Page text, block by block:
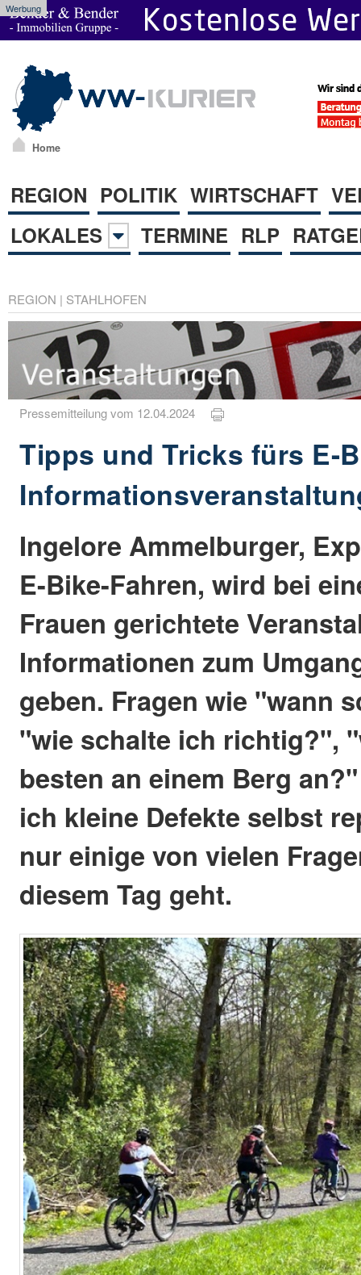
Werbung
Home
REGION POLITIK WIRTSCHAFT
LOKALES
TERMINE RLP
REGION | STAHLHOFEN
Pressemitteilung vom 12.04.2024
Tipps und Tricks fürs E-
Ingelore Ammelburger,
E-Bike-Fahren, wird bei
Frauen gerichtete
Informationen zum
geben. Fragen wie "wann
"wie schalte ich richtig?",
besten an einem Berg
ich kleine Defekte selbst
nur einige von vielen
diesem Tag geht.